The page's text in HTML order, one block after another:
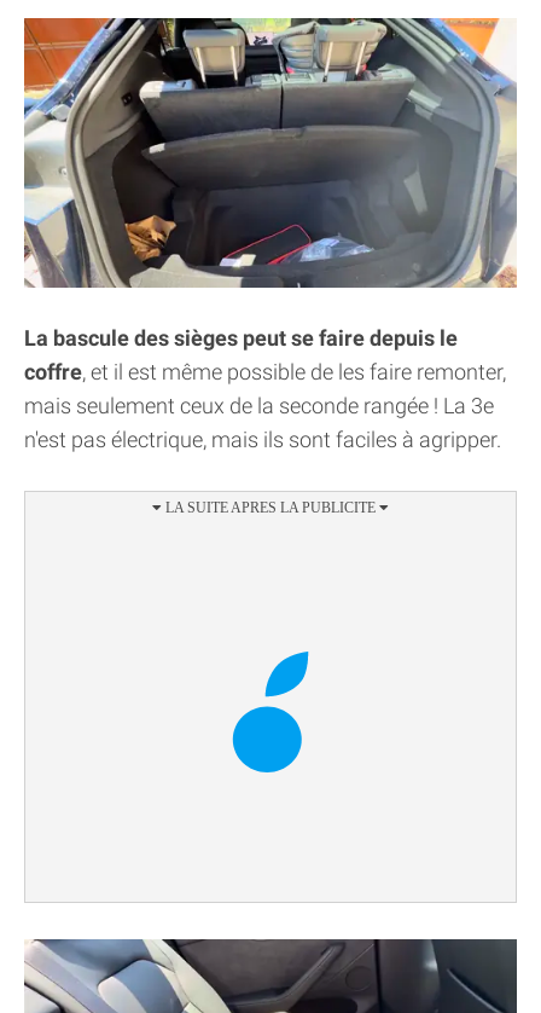
La bascule des sièges peut se faire depuis le
coffre, et il est même possible de les faire remonter,
mais seulement ceux de la seconde rangée ! La 3e
n'est pas électrique, mais ils sont faciles à agripper.